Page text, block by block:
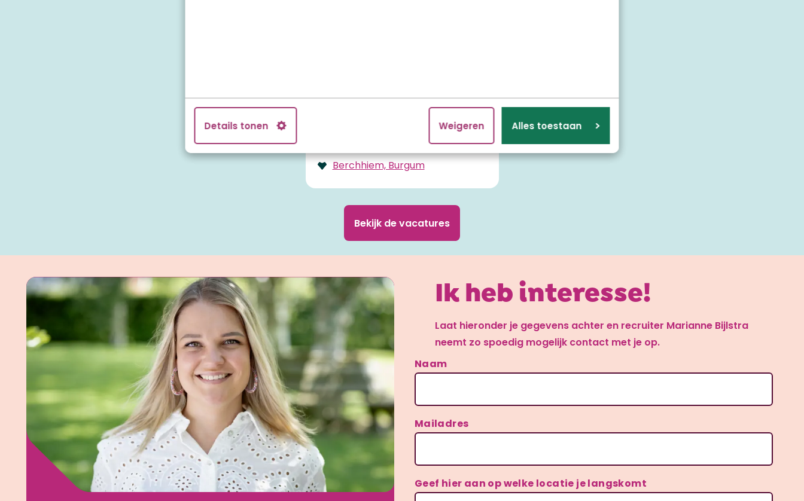
Details tonen Weigeren Alles toestaan
Talma Hûs, Feanwâlden
Dongeraheem, Dokkum
Berchhiem, Burgum
Bekijk de vacatures
Ik heb interesse!
Laat hieronder je gegevens achter en recruiter Marianne Bijlstra
neemt zo spoedig mogelijk contact met je op.
Naam
Mailadres
Geef hier aan op welke locatie je langskomt